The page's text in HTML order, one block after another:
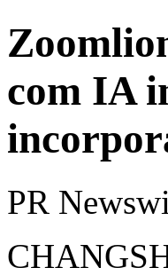
com IA
PR